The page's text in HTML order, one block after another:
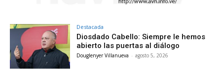
Destacada
Diosdado Cabello: Siempre le hemos
abierto las puertas al diálogo
Douglenyer Villanueva - agosto 5, 2026